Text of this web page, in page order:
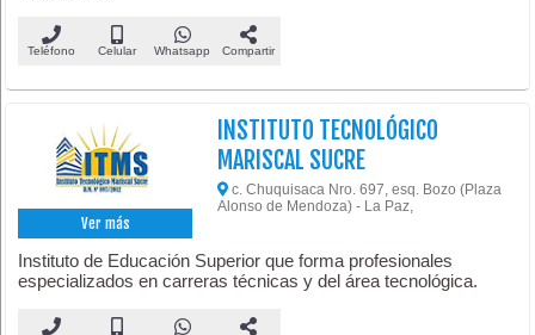
Teléfono Celular Whatsapp Compartir
Ver más
INSTITUTO TECNOLÓGICO
MARISCAL SUCRE
c. Chuquisaca Nro. 697, esq. Bozo (Plaza
Alonso de Mendoza) - La Paz,
Instituto de Educación Superior que forma profesionales
especializados en carreras técnicas y del área tecnológica.